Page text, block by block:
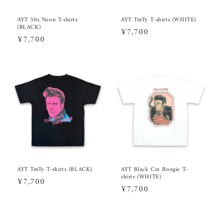
AYT 50s Neon T-shirts
(BLACK)
Regular
¥7,700
AYT TmTy T-shirts (WHITE)
Regular
¥7,700
AYT TmTy T-shirts (BLACK)
Regular
¥7,700
AYT Black Cat Boogie T-
shirts (WHITE)
Regular
¥7,700